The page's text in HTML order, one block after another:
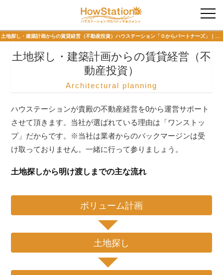
入居者様専用
土地探し・建築計画からの賃貸経営（不
動産投資）
Architectural planning
ハウステーションが貴殿の不動産経営を0から運営サポート
させて頂きます。当社が選ばれている理由は「ワンストッ
プ」だからです。※当社は業者からのバックマージンは受
け取っておりません。一緒に行って参りましょう。
土地探しから明け渡しまでの主な流れ
ボリューム計画
土地探し